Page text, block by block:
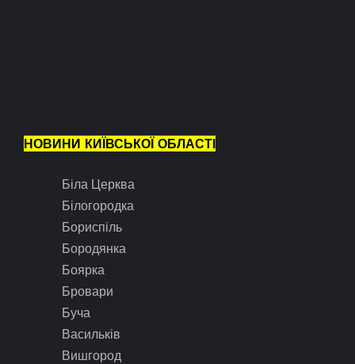
НОВИНИ КИЇВСЬКОЇ ОБЛАСТІ
Біла Церква
Білогородка
Бориспіль
Бородянка
Боярка
Бровари
Буча
Васильків
Вишгород